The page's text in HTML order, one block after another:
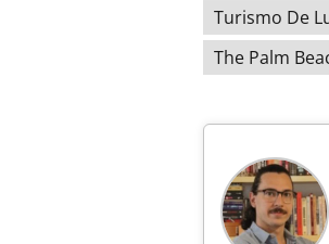
Turismo De
The Palm